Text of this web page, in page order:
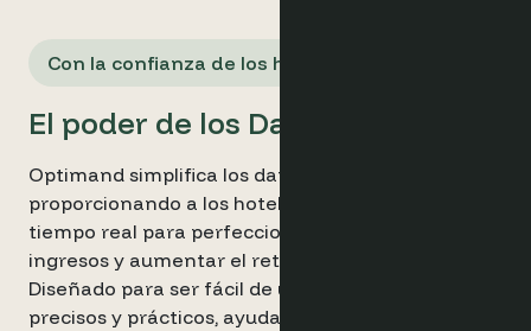
Con la confianza de los hoteleros
El poder de los Datos
Optimand simplifica los datos complejos,
proporcionando a los hoteleros información en
tiempo real para perfeccionar sus estrategias de
ingresos y aumentar el retorno de la inversión.
Diseñado para ser fácil de usar, ofrece análisis
precisos y prácticos, ayudando a los hoteles a